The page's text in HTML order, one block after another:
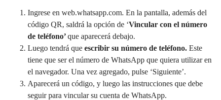
Ingrese en web.whatsapp.com. En la pantalla, además del
código QR, saldrá la opción de ‘Vincular con el número
de teléfono’que aparecerá debajo.
Luego tendrá que escribir su número de teléfono. Este
tiene que ser el número de WhatsApp que quiera utilizar en
el navegador. Una vez agregado, pulse ‘Siguiente’.
Aparecerá un código, y luego las instrucciones que debe
seguir para vincular su cuenta de WhatsApp.